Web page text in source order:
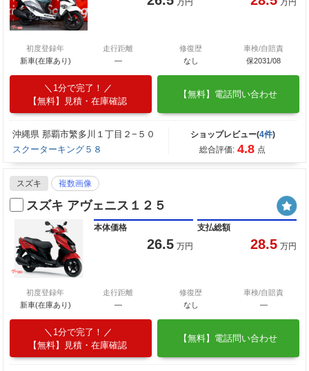
万円 万円
初度登録年
新車(在庫あり)
走行距離
―
修復歴
なし
車検/自賠責
保2031/08
1分で完了！
【無料】見積・在庫確認
【無料】電話問い合わせ
沖縄県 那覇市繁多川１丁目２−５０
スクーターキング５８
ショップレビュー(4件)
総合評価: 4.8 点
スズキ 複数画像
スズキ アヴェニス１２５
本体価格
26.5 万円
支払総額
28.5 万円
初度登録年
新車(在庫あり)
走行距離
―
修復歴
なし
車検/自賠責
―
1分で完了！
【無料】見積・在庫確認
【無料】電話問い合わせ